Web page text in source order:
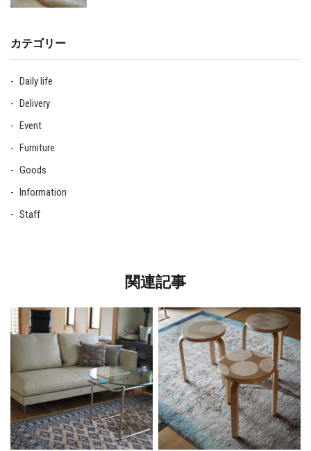
カテゴリー
Daily life
Delivery
Event
Furniture
Goods
Information
Staff
関連記事